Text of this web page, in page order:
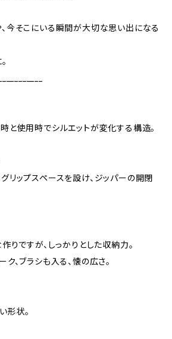
今そこにいる瞬間が大切な思い出になる
と使用時でシルエットが変化する構造。
リップスペースを設け、ジッパーの開閉
りですが、しっかりとした収納力。
、ブラシも入る、懐の広さ。
形状。